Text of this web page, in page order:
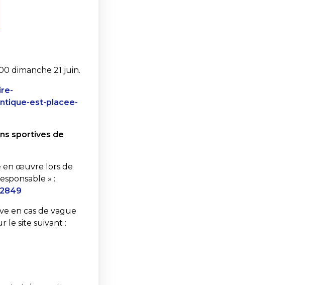
dimanche 21 juin.
est-placee-
sportives de
en œuvre lors de
» :
en cas de vague
le site suivant :